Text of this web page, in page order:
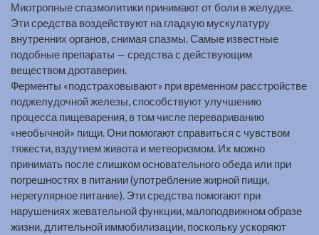
Миотропные спазмолитики принимают от боли в желудке.
Эти средства воздействуют на гладкую мускулатуру
внутренних органов, снимая спазмы. Самые известные
подобные препараты — средства с действующим
веществом дротаверин.
Ферменты «подстраховывают» при временном расстройстве
поджелудочной железы, способствуют улучшению
процесса пищеварения, в том числе перевариванию
«необычной» пищи. Они помогают справиться с чувством
тяжести, вздутием живота и метеоризмом. Их можно
принимать после слишком основательного обеда или при
погрешностях в питании (употребление жирной пищи,
нерегулярное питание). Эти средства помогают при
нарушениях жевательной функции, малоподвижном образе
жизни, длительной иммобилизации, поскольку ускоряют